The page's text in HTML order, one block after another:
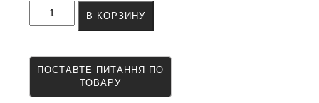
Количество
Ø
В КОРЗИНУ